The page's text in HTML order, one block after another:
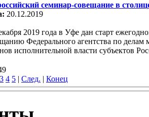
семинар-совещание в
20.12.2019
2019 года в Уфе дан старт
Федерального агентства по делам
исполнительной власти субъектов
3 4 5 | След. | Конец